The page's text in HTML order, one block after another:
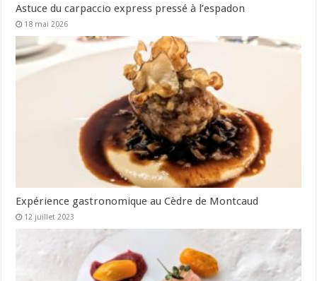
Astuce du carpaccio express pressé à l’espadon
18 mai 2026
Expérience gastronomique au Cèdre de Montcaud
12 juillet 2023